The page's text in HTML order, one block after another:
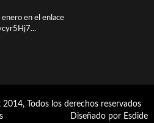
en el enlace
Todos los derechos reservados
Diseñado por Esdide